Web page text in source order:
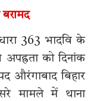
363 भादवि के
को दिनांक
औरंगाबाद बिहार
मामले में थाना